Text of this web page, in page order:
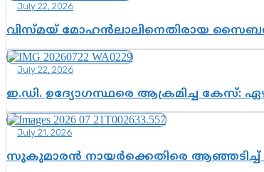
July 22, 2026
വിസ്മയ് മോഹൻലാലിനെതിരായ സൈബർ
July 22, 2026
ഇ.ഡി. ഉദ്യോഗസ്ഥരെ ആക്രമിച്ച കേസ്:
July 21, 2026
സുകുമാരൻ നായർക്കെതിരെ